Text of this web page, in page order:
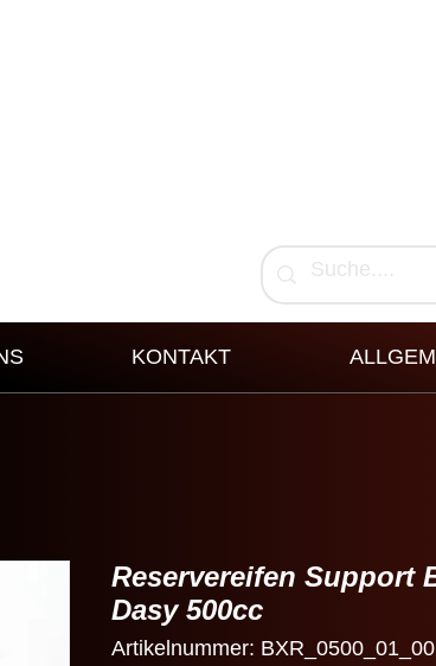
KONTAKT
Reservereifen Support
Dasy 500cc
Artikelnummer: